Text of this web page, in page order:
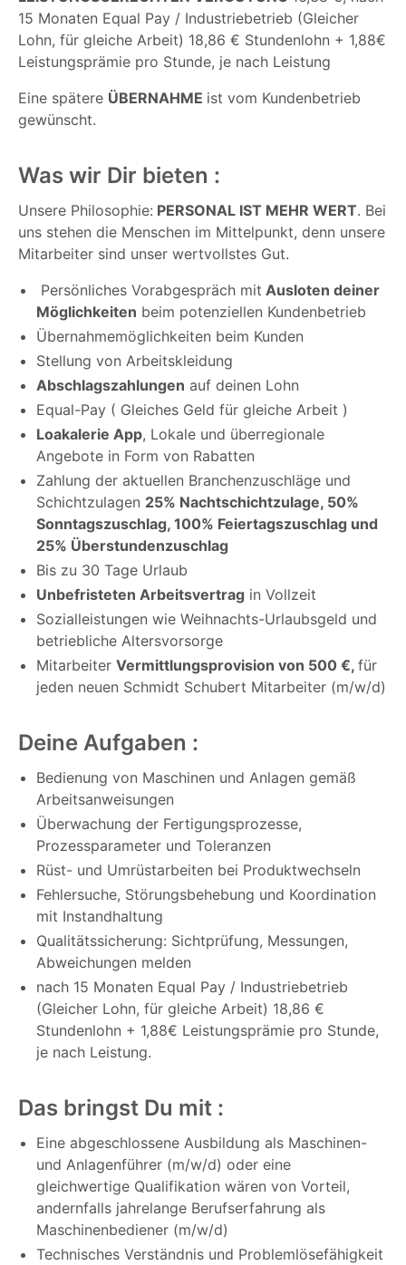
15 Monaten Equal Pay / Industriebetrieb (Gleicher
Lohn, für gleiche Arbeit) 18,86 € Stundenlohn + 1,88€
Leistungsprämie pro Stunde, je nach Leistung
Eine spätere ÜBERNAHME ist vom Kundenbetrieb
gewünscht.
Was wir Dir bieten :
Unsere Philosophie: PERSONAL IST MEHR WERT. Bei
uns stehen die Menschen im Mittelpunkt, denn unsere
Mitarbeiter sind unser wertvollstes Gut.
Persönliches Vorabgespräch mit Ausloten deiner
Möglichkeiten beim potenziellen Kundenbetrieb
Übernahmemöglichkeiten beim Kunden
Stellung von Arbeitskleidung
Abschlagszahlungen auf deinen Lohn
Equal-Pay ( Gleiches Geld für gleiche Arbeit )
Loakalerie App, Lokale und überregionale
Angebote in Form von Rabatten
Zahlung der aktuellen Branchenzuschläge und
Schichtzulagen 25% Nachtschichtzulage, 50%
Sonntagszuschlag, 100% Feiertagszuschlag und
25% Überstundenzuschlag
Bis zu 30 Tage Urlaub
Unbefristeten Arbeitsvertrag in Vollzeit
Sozialleistungen wie Weihnachts-Urlaubsgeld und
betriebliche Altersvorsorge
Mitarbeiter Vermittlungsprovision von 500 €, für
jeden neuen Schmidt Schubert Mitarbeiter (m/w/d)
Deine Aufgaben :
Bedienung von Maschinen und Anlagen gemäß
Arbeitsanweisungen
Überwachung der Fertigungsprozesse,
Prozessparameter und Toleranzen
Rüst- und Umrüstarbeiten bei Produktwechseln
Fehlersuche, Störungsbehebung und Koordination
mit Instandhaltung
Qualitätssicherung: Sichtprüfung, Messungen,
Abweichungen melden
nach 15 Monaten Equal Pay / Industriebetrieb
(Gleicher Lohn, für gleiche Arbeit) 18,86 €
Stundenlohn + 1,88€ Leistungsprämie pro Stunde,
je nach Leistung.
Das bringst Du mit :
Eine abgeschlossene Ausbildung als Maschinen-
und Anlagenführer (m/w/d) oder eine
gleichwertige Qualifikation wären von Vorteil,
andernfalls jahrelange Berufserfahrung als
Maschinenbediener (m/w/d)
Technisches Verständnis und Problemlösefähigkeit